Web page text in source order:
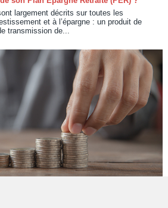
largement décrits sur toutes les
et à l’épargne : un produit de
transmission de...